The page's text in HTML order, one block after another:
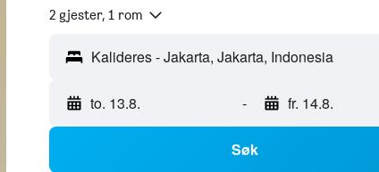
2 gjester, 1 rom
Kalideres - Jakarta, Jakarta, Indonesia
to. 13.8. - fr. 14.8.
Søk